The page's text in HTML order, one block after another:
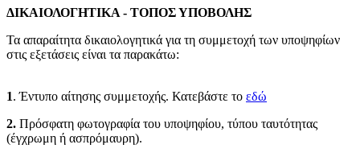
ΔΙΚΑΙΟΛΟΓΗΤΙΚΑ - ΤΟΠΟΣ ΥΠΟΒΟΛΗΣ
Τα απαραίτητα δικαιολογητικά για τη συμμετοχή των υποψηφίων
στις εξετάσεις είναι τα παρακάτω:
1. Έντυπο αίτησης συμμετοχής. Κατεβάστε το εδώ
2. Πρόσφατη φωτογραφία του υποψηφίου, τύπου ταυτότητας
(έγχρωμη ή ασπρόμαυρη).